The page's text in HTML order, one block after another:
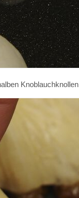
Knoblauchknollen